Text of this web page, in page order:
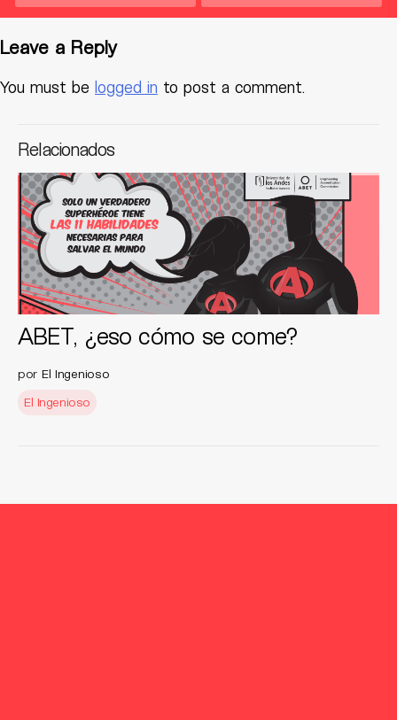
Leave a Reply
You must be logged in to post a comment.
Relacionados
ABET, ¿eso cómo se come?
por El Ingenioso
El Ingenioso